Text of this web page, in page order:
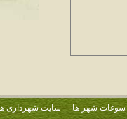
سوغات شهر ها سایت شهرداری